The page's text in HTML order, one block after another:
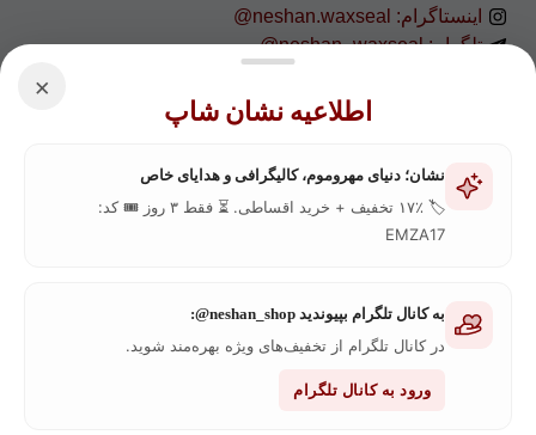
اینستاگرام: neshan.waxseal@
تلگرام: neshan_waxseal@
اعتماد شما، اعتبار ماست
صفحه اصلی فروشگاه
×
اطلاعیه نشان شاپ
نشان؛ دنیای مهروموم، کالیگرافی و هدایای خاص
🏷️ ۱۷٪ تخفیف + خرید اقساطی. ⏳ فقط ۳ روز 🎟️ کد:
EMZA17
به کانال تلگرام بپیوندید neshan_shop@:
در کانال تلگرام از تخفیف‌های ویژه بهره‌مند شوید.
ورود به کانال تلگرام